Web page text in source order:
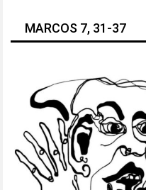
MARCOS 7, 31-37